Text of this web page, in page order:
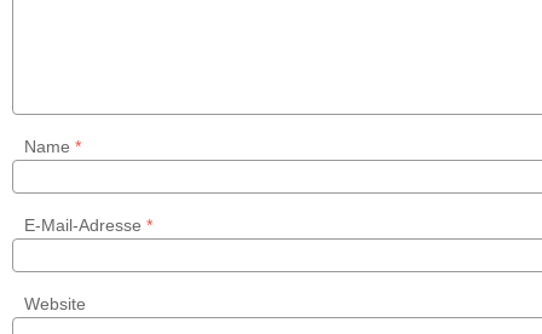
Name *
E-Mail-Adresse *
Website